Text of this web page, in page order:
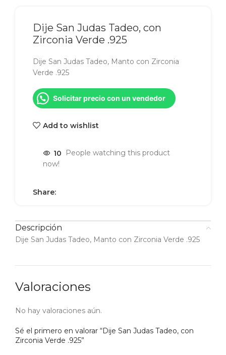
Dije San Judas Tadeo, con
Zirconia Verde .925
Dije San Judas Tadeo, Manto con Zirconia
Verde .925
Solicitar precio con un vendedor
Add to wishlist
10
People watching this product
now!
Share:
Descripción
Dije San Judas Tadeo, Manto con Zirconia Verde .925
Valoraciones
No hay valoraciones aún.
Sé el primero en valorar “Dije San Judas Tadeo, con
Zirconia Verde .925”